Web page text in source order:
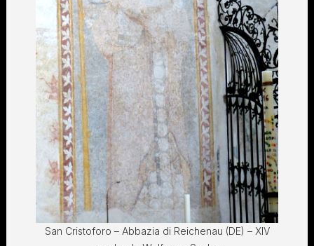
San Cristoforo – Abbazia di Reichenau (DE) – XIV